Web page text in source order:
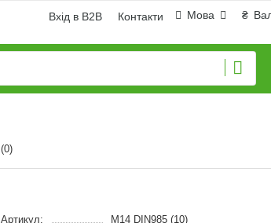
₴
Мова
Вхід в B2B Контакти
(0)
Артикул:
M14 DIN985 (10)